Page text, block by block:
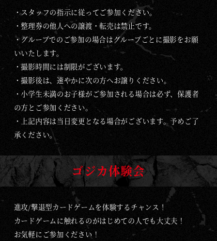
・スタッフの指示に従ってご参加ください。
・整理券の他人への譲渡・転売は禁止です。
・グループでのご参加の場合はグループごとに撮影をお願
いいたします。
・撮影時間には制限がございます。
・撮影後は、速やかに次の方へお譲りください。
・小学生未満のお子様がご参加される場合は必ず、保護者
の方とご参加ください。
・上記内容は当日変更となる場合がございます。予めご了
承ください。
ゴジカ体験会
進攻/撃退型カードゲームを体験するチャンス！
カードゲームに触れるのがはじめての人でも大丈夫！
お気軽にご参加ください！